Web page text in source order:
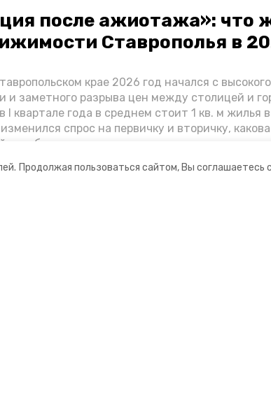
Продолжая пользоваться сайтом, Вы соглашаетесь с
после ажиотажа»: что
Ставрополья в
крае 2026 год начался с
и заметного разрыва цен между столицей и
I квартале года в среднем стоит 1 кв. м жилья
спрос на первичку и вторичку, какова
собственного жилья в этом году и какие